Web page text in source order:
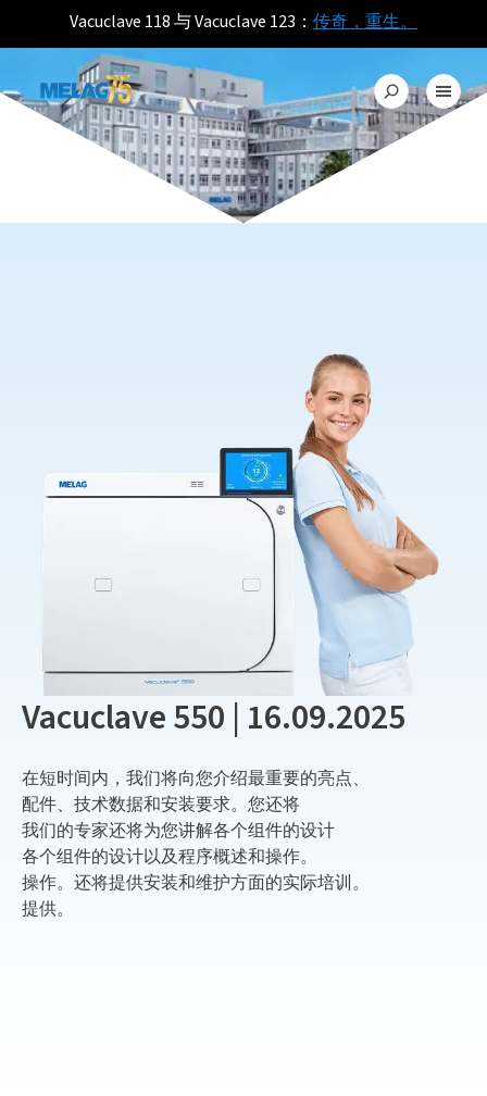
Vacuclave 118 与 Vacuclave 123： 传奇，重生。
Vacuclave 550 | 16.09.2025
在短时间内，我们将向您介绍最重要的亮点、
配件、技术数据和安装要求。您还将
我们的专家还将为您讲解各个组件的设计
各个组件的设计以及程序概述和操作。
操作。还将提供安装和维护方面的实际培训。
提供。